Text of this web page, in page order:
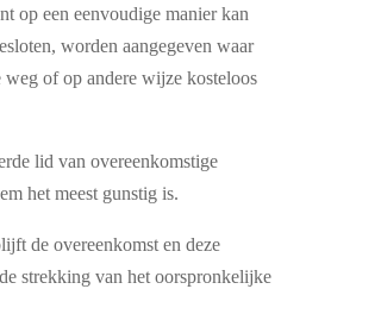
op een eenvoudige manier kan
worden aangegeven waar
of op andere wijze kosteloos
lid van overeenkomstige
het meest gunstig is.
de overeenkomst en deze
strekking van het oorspronkelijke